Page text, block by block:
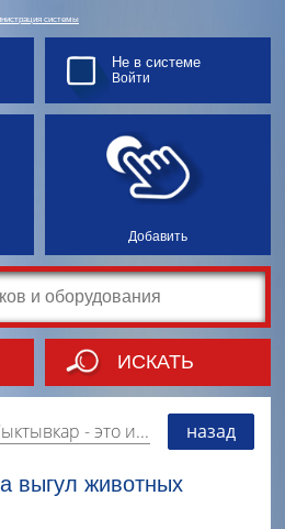
системы
Добавить
Не в системе
Войти
ИСКАТЬ
- это информация о событиях, мероприятиях и торгово-коммерческой деятельности города. Страницу наполняют платные и бесплатные объявления, имеющие функцию "поднятия вверх списка". назад
выгул животных